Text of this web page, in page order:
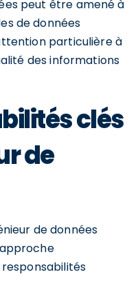
peut être amené à
de données
particulière à
des informations
clés
de
de données